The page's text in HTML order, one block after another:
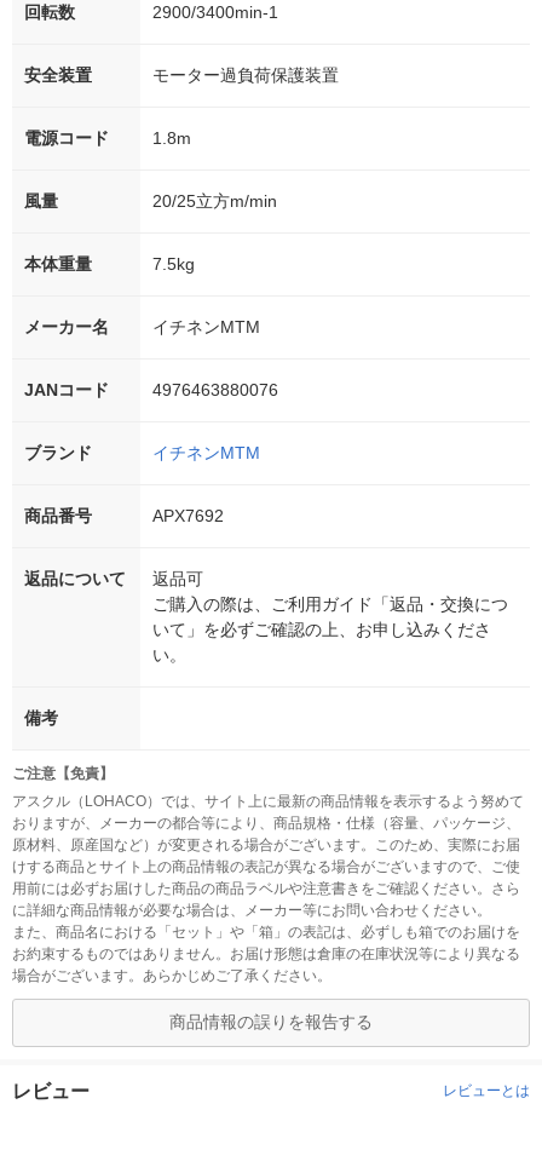
回転数 2900/3400min-1
安全装置 モーター過負荷保護装置
電源コード 1.8m
風量 20/25立方m/min
本体重量 7.5kg
メーカー名 イチネンMTM
JANコード 4976463880076
ブランド イチネンMTM
商品番号 APX7692
返品について
返品可
ご購入の際は、ご利用ガイド「返品・交換につ
いて」を必ずご確認の上、お申し込みくださ
い。
備考
ご注意【免責】
アスクル（LOHACO）では、サイト上に最新の商品情報を表示するよう努めて
おりますが、メーカーの都合等により、商品規格・仕様（容量、パッケージ、
原材料、原産国など）が変更される場合がございます。このため、実際にお届
けする商品とサイト上の商品情報の表記が異なる場合がございますので、ご使
用前には必ずお届けした商品の商品ラベルや注意書きをご確認ください。さら
に詳細な商品情報が必要な場合は、メーカー等にお問い合わせください。
また、商品名における「セット」や「箱」の表記は、必ずしも箱でのお届けを
お約束するものではありません。お届け形態は倉庫の在庫状況等により異なる
場合がございます。あらかじめご了承ください。
商品情報の誤りを報告する
レビュー レビューとは